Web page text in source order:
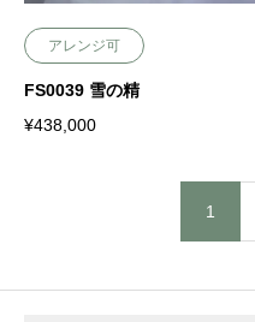
アレンジ可
FS0039 雪の精
¥438,000
1